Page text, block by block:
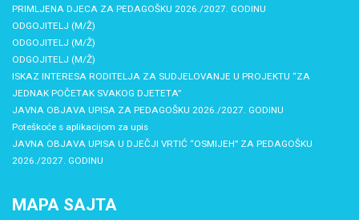
PRIMLJENA DJECA ZA PEDAGOŠKU 2026./2027. GODINU
ODGOJITELJ (M/Ž)
ODGOJITELJ (M/Ž)
ODGOJITELJ (M/Ž)
ISKAZ INTERESA RODITELJA ZA SUDJELOVANJE U PROJEKTU “ZA
JEDNAK POČETAK SVAKOG DJETETA”
JAVNA OBJAVA UPISA ZA PEDAGOŠKU 2026./2027. GODINU
Poteškoće s aplikacijom za upis
JAVNA OBJAVA UPISA U DJEČJI VRTIĆ “OSMIJEH” ZA PEDAGOŠKU
2026./2027. GODINU
MAPA SAJTA